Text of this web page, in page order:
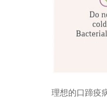
理想的口蹄疫